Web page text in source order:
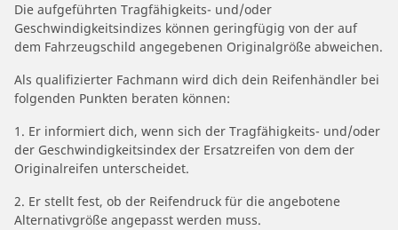
Die aufgeführten Tragfähigkeits- und/oder
Geschwindigkeitsindizes können geringfügig von der auf
dem Fahrzeugschild angegebenen Originalgröße abweichen.
Als qualifizierter Fachmann wird dich dein Reifenhändler bei
folgenden Punkten beraten können:
1. Er informiert dich, wenn sich der Tragfähigkeits- und/oder
der Geschwindigkeitsindex der Ersatzreifen von dem der
Originalreifen unterscheidet.
2. Er stellt fest, ob der Reifendruck für die angebotene
Alternativgröße angepasst werden muss.